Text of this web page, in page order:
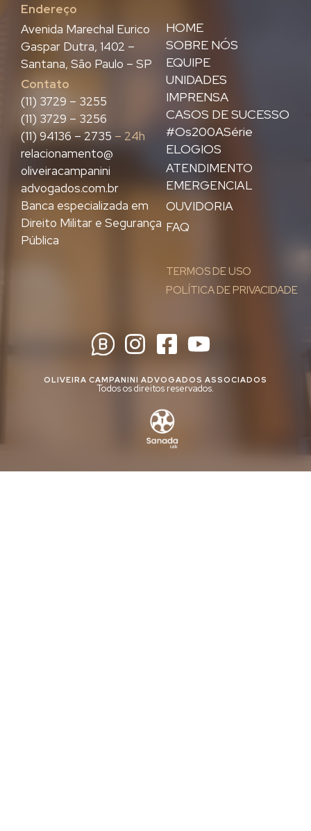
Endereço
HOME
SOBRE NÓS
EQUIPE
UNIDADES
IMPRENSA
CASOS DE SUCESSO
#Os200ASérie
ELOGIOS
ATENDIMENTO
EMERGENCIAL
OUVIDORIA
FAQ
TERMOS DE USO
POLÍTICA DE PRIVACIDADE
Avenida Marechal Eurico
Gaspar Dutra, 1402 –
Santana, São Paulo – SP
Contato
(11) 3729 – 3255
(11) 3729 – 3256
(11) 94136 – 2735 – 24h
relacionamento@
oliveiracampanini
advogados.com.br
Banca especializada em
Direito Militar e Segurança
Pública
OLIVEIRA CAMPANINI ADVOGADOS ASSOCIADOS
Todos os direitos reservados.